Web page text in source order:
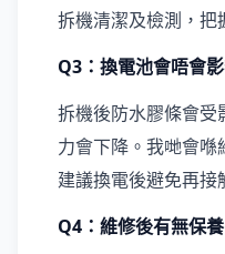
拆機清潔及檢測，把
Q3：換電池會唔會
拆機後防水膠條會受
力會下降。我哋會喺
建議換電後避免再接
Q4：維修後有無保